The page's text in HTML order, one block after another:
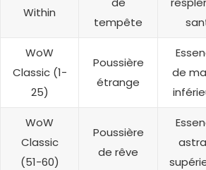
Within
tempête
WoW
Classic (1-
25)
Poussière
étrange
de
WoW
Classic
(51-60)
Poussière
de rêve